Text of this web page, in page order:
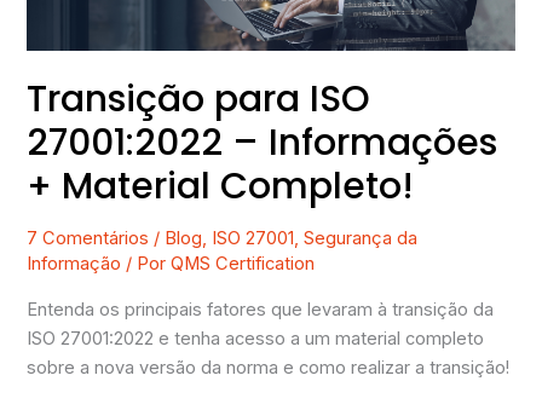
Transição para ISO
27001:2022 – Informações
+ Material Completo!
7 Comentários / Blog, ISO 27001,Segurança da
Informação / PorQMS Certification
Entenda os principais fatores que levaram à transição da
ISO 27001:2022 e tenha acesso a um material completo
sobre a nova versão da norma e como realizar a transição!